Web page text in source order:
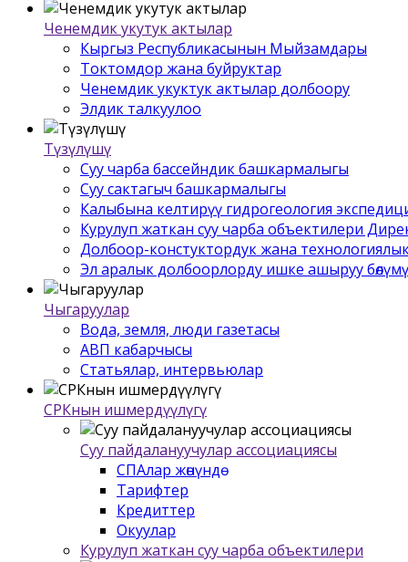
Ченемдик укутук актылар
Кыргыз Республикасынын Мыйзамдары
Токтомдор жана буйруктар
Ченемдик укуктук актылар долбоору
Элдик талкуулоо
Түзүлүшү
Суу чарба бассейндик башкармалыгы
Суу сактагыч башкармалыгы
Калыбына келтирүү гидрогеология
Курулуп жаткан суу чарба объектилери
Долбоор-констуктордук жана
Эл аралык долбоорлорду ишке ашыруу бѳлүмү
Чыгаруулар
Вода, земля, люди газетасы
АВП кабарчысы
Статьялар, интервьюлар
СРКнын ишмердүүлүгү
Суу пайдалануучулар ассоциациясы
СПАлар жѳнүндѳ
Тарифтер
Кредиттер
Окуулар
Курулуп жаткан суу чарба объектилери